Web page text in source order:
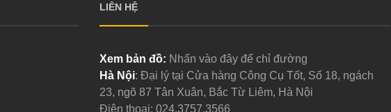
LIÊN HỆ
Xem bản đồ: Nhấn vào đây để chỉ đường
Hà Nội: Đại lý tại Cửa hàng Công Cụ Tốt, Số 18, ngách
23, ngõ 87 Tân Xuân, Bắc Từ Liêm, Hà Nội
Điện thoại: 024.3757.3566